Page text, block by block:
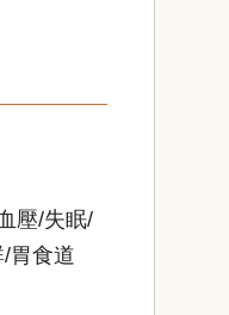
壓/失眠/
胃食道